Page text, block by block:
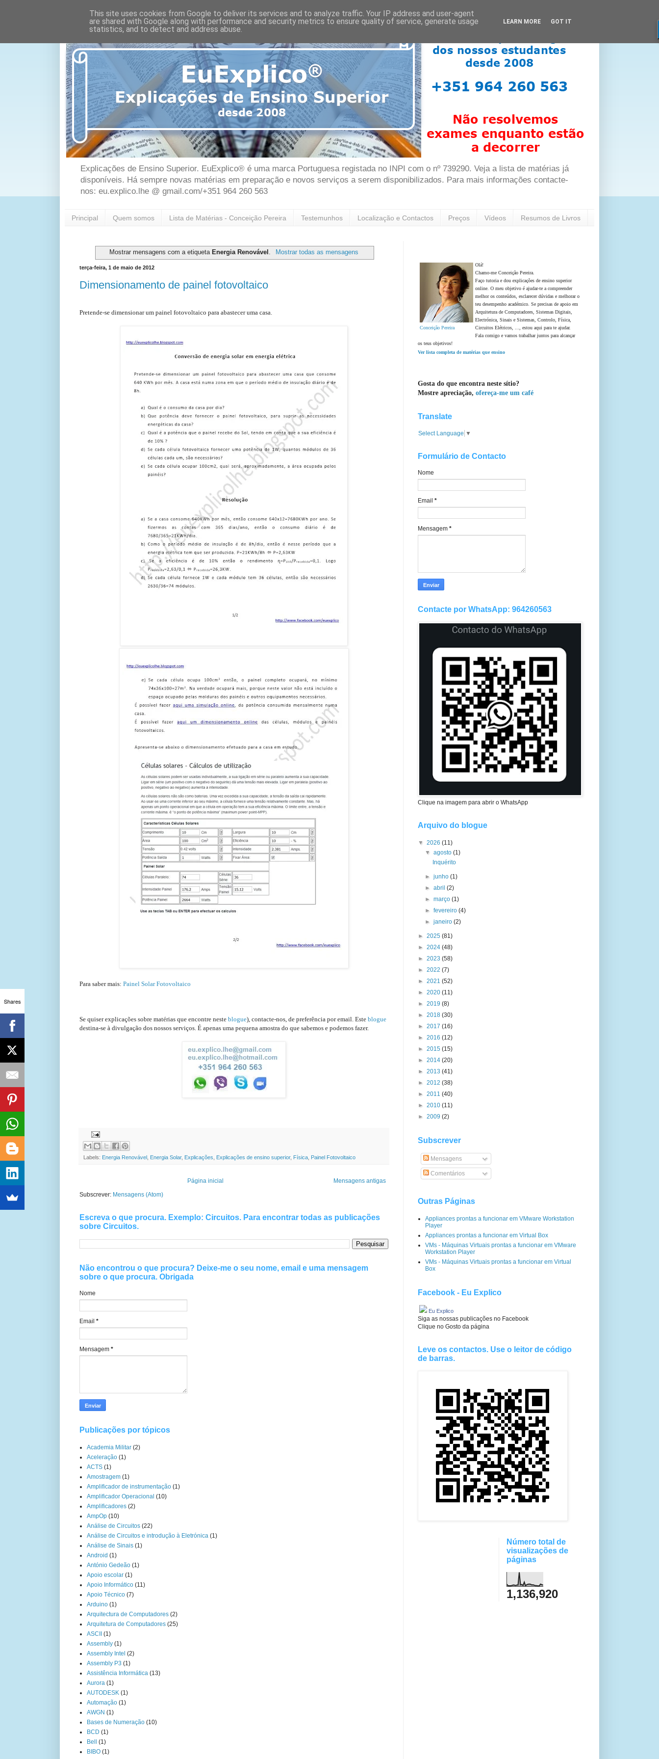
Explicações de Ensino Superior. EuExplico® é uma marca Portuguesa registada no INPI com o nº 739290. Veja a lista de matérias já
disponíveis. Há sempre novas matérias em preparação e novos serviços a serem disponibilizados. Para mais informações contacte-
nos: eu.explico.lhe @ gmail.com/+351 964 260 563
Principal Quem somos Lista de Matérias - Conceição Pereira Testemunhos Localização e Contactos Preços Vídeos Resumos de Livros
Mostrar mensagens com a etiqueta Energia Renovável . Mostrar todas as mensagens
terça-feira, 1 de maio de 2012
Dimensionamento de painel fotovoltaico
Pretende-se dimensionar um painel fotovoltaico para abastecer uma casa.
Para saber mais: Painel Solar Fotovoltaico
Se quiser explicações sobre matérias que encontre neste blogue), contacte-nos, de preferência por email. Este blogue
destina-se à divulgação dos nossos serviços. É apenas uma pequena amostra do que sabemos e podemos fazer.
Labels: Energia Renovável Energia Solar, Explicações Explicações de ensino superior, Física Painel Fotovoltaico
Mensagens antigas
Página inicial
Subscrever: Mensagens (Atom)
Escreva o que procura. Exemplo: Circuitos. Para encontrar todas as publicações
sobre Circuitos.
Não encontrou o que procura? Deixe-me o seu nome, email e uma mensagem
sobre o que procura. Obrigada
Nome
Email *
Mensagem *
Publicações por tópicos
Academia Militar (2)
Aceleração (1)
ACTS (1)
Amostragem (1)
Amplificador de instrumentação (1)
Amplificador Operacional (10)
Amplificadores (2)
AmpOp (10)
Análise de Circuitos (22)
Análise de Circuitos e introdução à Eletrónica (1)
Análise de Sinais (1)
Android (1)
António Gedeão (1)
Apoio escolar (1)
Apoio Informático (11)
Apoio Técnico (7)
Arduino (1)
Arquitectura de Computadores (2)
Arquitetura de Computadores (25)
ASCII
(1)
Assembly (1)
Assembly Intel (2)
Assembly P3 (1)
Assistência Informática (13)
Aurora (1)
AUTODESK (1)
Automação (1)
AWGN (1)
Bases de Numeração (10)
BCD (1)
Bell
(1)
BIBO (1)
Conceição Pereira
Olá!
Chamo-me Conceição Pereira.
Faço tutoria e dou explicações de ensino superior
online. O meu objetivo é ajudar-te a compreender
melhor os conteúdos, esclarecer dúvidas e melhorar o
teu desempenho académico. Se precisas de apoio em
Arquitetura de Computadores, Sistemas Digitais,
Electrónica, Sinais e Sistemas, Controlo, Física,
Circuitos Elétricos, ..., estou aqui para te ajudar.
Fala comigo e vamos trabalhar juntos para alcançar
os teus objetivos!
Ver lista completa de matérias que ensino
Gosta do que encontra neste sítio?
Mostre apreciação, ofereça-me um café
Translate
Select Language ▼
Formulário de Contacto
Nome
Email *
Mensagem *
Contacte por WhatsApp: 964260563
Clique na imagem para abrir o WhatsApp
Arquivo do blogue
▼ 2026 (11)
▼agosto(1)
Inquérito
►junho(1)
►abril(2)
►março(1)
►fevereiro(4)
►janeiro(2)
► 2025 (81)
► 2024 (48)
► 2023 (58)
► 2022 (7)
► 2021 (52)
► 2020 (11)
► 2019 (8)
► 2018 (30)
► 2017 (16)
► 2016 (12)
► 2015 (15)
► 2014 (20)
► 2013 (41)
► 2012 (38)
► 2011 (40)
► 2010 (11)
► 2009 (2)
Subscrever
Mensagens
Comentários
Outras Páginas
Appliances prontas a funcionar em VMware Workstation
Player
Appliances prontas a funcionar em Virtual Box
VMs - Máquinas Virtuais prontas a funcionar em VMware
Workstation Player
VMs - Máquinas Virtuais prontas a funcionar em Virtual
Box
Facebook - Eu Explico
Eu Explico
Siga as nossas publicações no Facebook
Clique no Gosto da página
Leve os contactos. Use o leitor de código
de barras.
Número total de
visualizações de
páginas
1,136,920
This site uses cookies from Google to deliver its services and to analyze traffic. Your IP address and user-agent
are shared with Google along with performance and security metrics to ensure quality of service, generate usage
statistics, and to detect and address abuse.
LEARN MORE GOT IT
Shares